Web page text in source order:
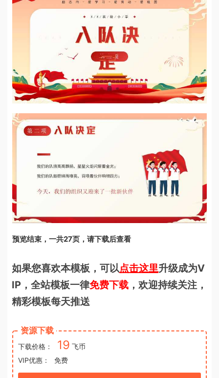
预览结束，一共27页，请下载后查看
如果您喜欢本模板，可以点击这里升级成为V
IP，全站模板一律免费下载 ，欢迎持续关注，
精彩模板每天推送
资源下载
下载价格： 19 飞币
VIP优惠：
免费